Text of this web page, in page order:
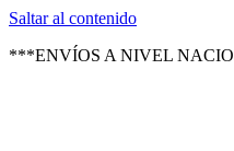
Texsal
Saltar al contenido
***ENVÍOS A NIVEL